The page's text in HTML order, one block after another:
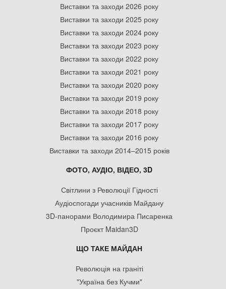
Виставки та заходи 2026 року
Виставки та заходи 2025 року
Виставки та заходи 2024 року
Виставки та заходи 2023 року
Виставки та заходи 2022 року
Виставки та заходи 2021 року
Виставки та заходи 2020 року
Виставки та заходи 2019 року
Виставки та заходи 2018 року
Виставки та заходи 2017 року
Виставки та заходи 2016 року
Виставки та заходи 2014–2015 років
ФОТО, АУДІО, ВІДЕО, 3D
Світлини з Революції Гідності
Аудіоспогади учасників Майдану
3D-панорами Володимира Писаренка
Проєкт Maidan3D
ЩО ТАКЕ МАЙДАН
Революція на граніті
"Україна без Кучми"